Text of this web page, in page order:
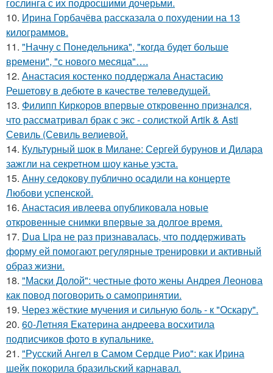
10. Ирина Горбачёва рассказала о похудении на 13
килограммов.
11. "Начну с Понедельника", "когда будет больше
времени", "с нового месяца"….
12. Анастасия костенко поддержала Анастасию
Решетову в дебюте в качестве телеведущей.
13. Филипп Киркоров впервые откровенно признался,
что рассматривал брак с экс - солисткой Artik & Asti
Севиль (Севиль велиевой.
14. Культурный шок в Милане: Сергей бурунов и Дилара
зажгли на секретном шоу канье уэста.
15. Анну седокову публично осадили на концерте
Любови успенской.
16. Анастасия ивлеева опубликовала новые
откровенные снимки впервые за долгое время.
17. Dua Lipa не раз признавалась, что поддерживать
форму ей помогают регулярные тренировки и активный
образ жизни.
18. "Маски Долой": честные фото жены Андрея Леонова
как повод поговорить о самопринятии.
19. Через жёсткие мучения и сильную боль - к "Оскару".
20. 60-Летняя Екатерина андреева восхитила
подписчиков фото в купальнике.
21. "Русский Ангел в Самом Сердце Рио": как Ирина
шейк покорила бразильский карнавал.